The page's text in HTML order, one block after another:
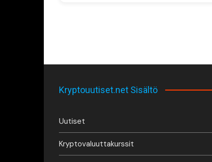
Kryptouutiset.net Sisältö
Uutiset
Kryptovaluuttakurssit